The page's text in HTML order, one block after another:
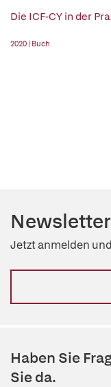
Die ICF-CY in der
2020 | Buch
Newsletter
Jetzt anmelden
Haben Sie
Sie da.